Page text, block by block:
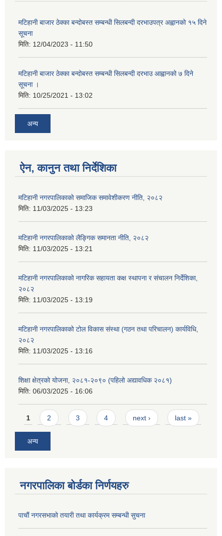
मटिहानी बाजार ठेक्का बन्दोबस्त सम्बन्धी सिलबन्दी दरभाउपत्र अह्वानको १५ दिने
सूचना
मिति: 12/04/2023 - 11:50
मटिहानी बाजार ठेक्का बन्दोबस्त सम्बन्धी सिलबन्दी दरभाउ आह्वानको ७ दिने
सूचना ।
मिति: 10/25/2021 - 13:02
अन्य
ऐन, कानुन तथा निर्देशिका
मटिहानी नगरपालिकाको समाजिक समावेशीकरण नीति, २०८२
मिति: 11/03/2025 - 13:23
मटिहानी नगरपालिकाको लैङ्गिक समानता नीति, २०८२
मिति: 11/03/2025 - 13:21
मटिहानी नगरपालिकाको नागरिक सहायता कक्ष स्थापना र संचालन निर्देशिका,
२०८२
मिति: 11/03/2025 - 13:19
मटिहानी नगरपालिकाको टोल विकास संस्था (गठन तथा परिचालन) कार्यविधि,
२०८२
मिति: 11/03/2025 - 13:16
शिक्षा क्षेत्रको योजना, २०८१-२०९० ‌‍(पहिलो अद्यावधिक २०८१)
मिति: 06/03/2025 - 16:06
Pages
1 2 3 4 next › last »
अन्य
नगरपालिका बोर्डका निर्णयहरु
पाचाैं नगरसभाको तयारी तथा कार्यक्रम सम्बन्धी सुचना